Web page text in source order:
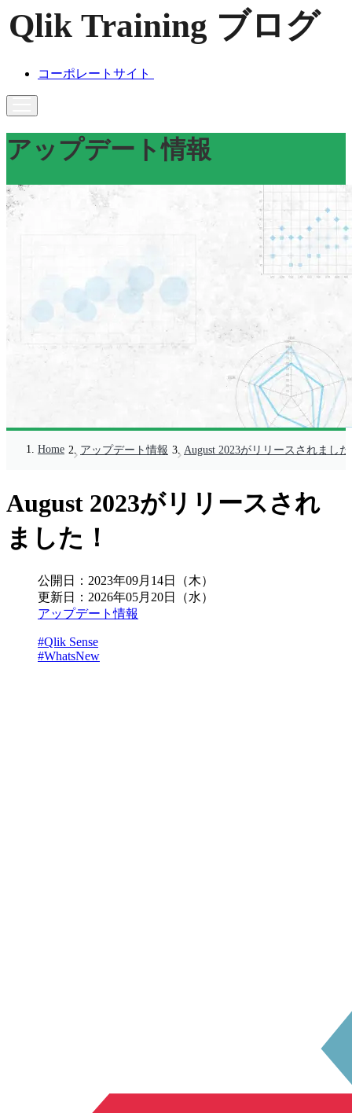
コーポレートサイト
アップデート情報
Home アップデート情報 August 2023がリリースされまし
August 2023がリリースされ
ました！
公開日： 2023年09月14日（木）
更新日： 2026年05月20日（水）
アップデート情報
#Qlik Sense
#WhatsNew